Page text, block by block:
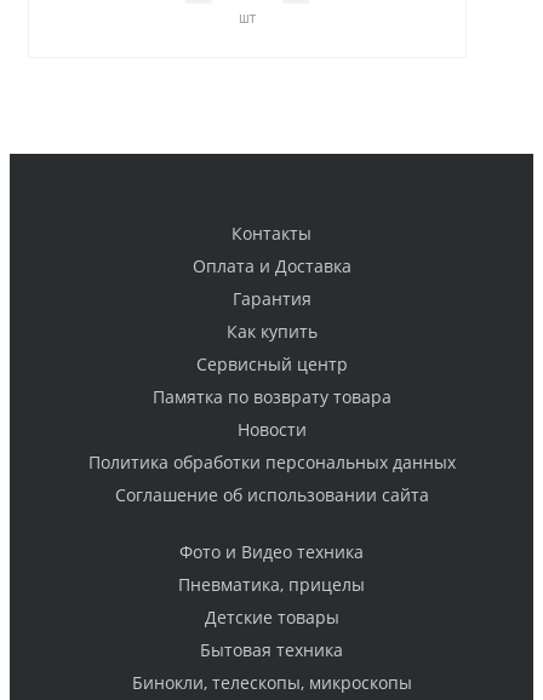
шт
Контакты
Оплата и Доставка
Гарантия
Как купить
Cервисный центр
Памятка по возврату товара
Новости
Политика обработки персональных данных
Cоглашение об использовании сайта
Фото и Видео техника
Пневматика, прицелы
Детские товары
Бытовая техника
Бинокли, телескопы, микроскопы